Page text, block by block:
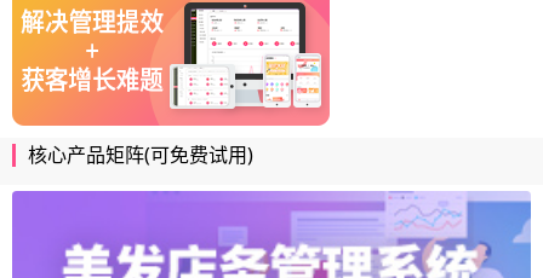
核心产品矩阵(可免费试用)